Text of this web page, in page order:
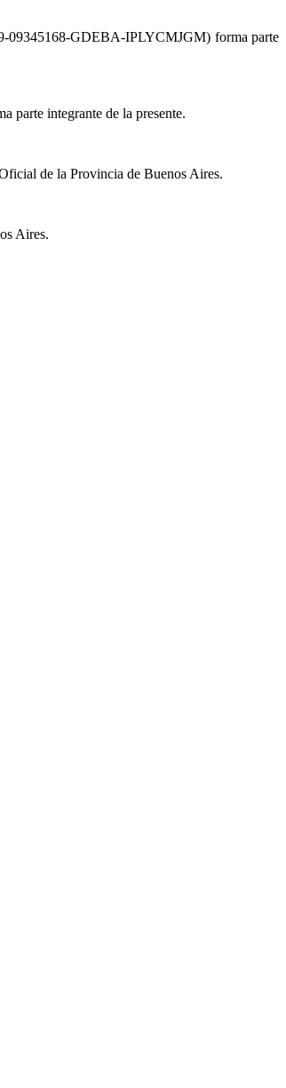
GDEBA-IPLYCMJGM) forma parte
integrante de la presente.
de la Provincia de Buenos Aires.
Aires.